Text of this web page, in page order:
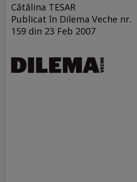
Cătălina TESAR
Publicat în Dilema Veche nr.
159 din 23 Feb 2007